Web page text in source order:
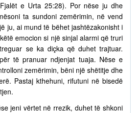
e Urta 25:28). Por nëse ju dhe
ta sundoni zemërimin, në vend
ju, ai mund të bëhet jashtëzakonisht i
emocion si një sinjal alarmi që truri
se ka diçka që duhet trajtuar.
të pranuar ndjenjat tuaja. Nëse e
zemërimin, bëni një shëtitje dhe
Pastaj kthehuni, rifutuni në bisedë
jeni vërtet në rrezik, duhet të shkoni